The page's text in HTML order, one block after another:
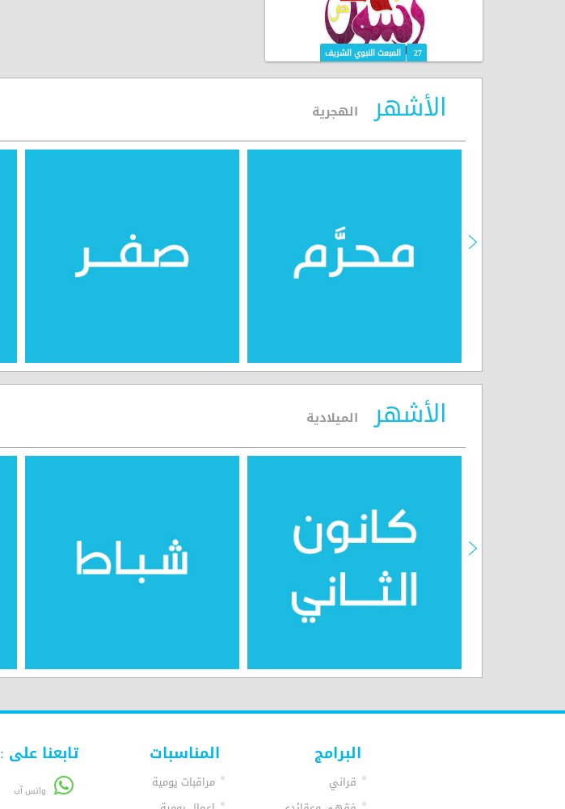
27 المبعث النبوي الشريف
الأشهر الهجرية
الأشهر الميلادية
البرامج
قراني
المناسبات
مراقبات يومية
تابعنا على :
واتس آب